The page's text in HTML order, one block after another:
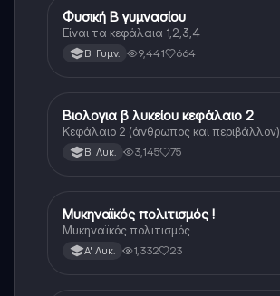
Φυσική
Φυσική Β γυμνασίου
Είναι τα κεφάλαια 1,2,3,4
Β' Γυμν. 9,441 664
Βιολογία
Βιολογια β λυκείου κεφάλαιο 2
Κεφάλαιο 2 (άνθρωπος και περιβάλλον)
Β' Λυκ. 3,145 75
Ιστορία
Μυκηναϊκός πολιτισμός !
Μυκηναϊκός πολιτισμός
Α' Λυκ. 1,332 23